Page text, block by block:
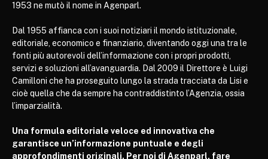
1953 ne mutò il nome in Agenparl.
Dal 1955 affianca con i suoi notiziari il mondo istituzionale,
editoriale, economico e finanziario, diventando oggi una tra le
fonti più autorevoli dell’informazione con i propri prodotti,
servizi e soluzioni all’avanguardia. Dal 2009 il Direttore è Luigi
Camilloni che ha proseguito lungo la strada tracciata da Lisi e
cioè quella che da sempre ha contraddistinto l’Agenzia, ossia
l’imparzialità.
Una formula editoriale veloce ed innovativa che
garantisce un’informazione puntuale e degli
approfondimenti originali. Per noi di Agenparl, fare